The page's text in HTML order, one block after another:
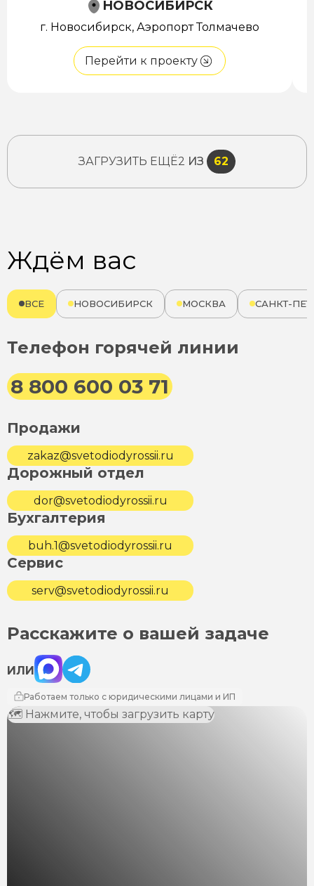
НОВОСИБИРСК
г. Новосибирск, Аэропорт Толмачево
Перейти к проекту
ЗАГРУЗИТЬ ЕЩЁ2 ИЗ 62
Ждём вас
ВСЕ НОВОСИБИРСК МОСКВА САНКТ-
Телефон горячей линии
8 800 600 03 71
Продажи
zakaz@svetodiodyrossii.ru
Дорожный отдел
dor@svetodiodyrossii.ru
Бухгалтерия
buh.1@svetodiodyrossii.ru
Сервис
serv@svetodiodyrossii.ru
Расскажите о вашей задаче
ИЛИ
Max Telegram
Работаем только с юридическими лицами и ИП
🗺 Нажмите, чтобы загрузить карту